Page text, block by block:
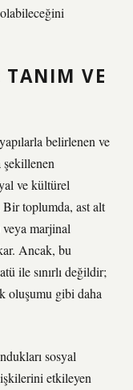
TANIM VE
belirlenen ve
ve kültürel
Bir toplumda, ast alt
veya marjinal
Ancak, bu
ile sınırlı değildir;
oluşumu gibi daha
sosyal
etkileyen